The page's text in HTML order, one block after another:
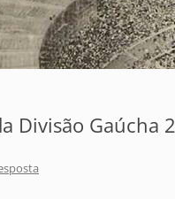
Divisão Gaúcha